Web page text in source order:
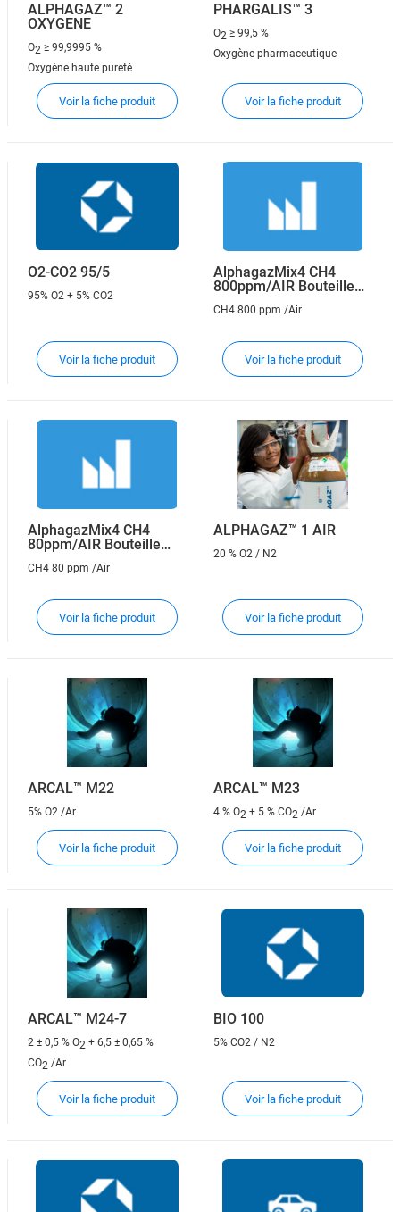
ALPHAGAZ™ 2
OXYGENE
O2 ≥ 99,9995 %
Oxygène haute pureté
Voir la fiche produit
PHARGALIS™ 3
O2 ≥ 99,5 %
Oxygène pharmaceutique
Voir la fiche produit
O2-CO2 95/5
95% O2 + 5% CO2
Voir la fiche produit
AlphagazMix4 CH4
800ppm/AIR Bouteille
CH4 800 ppm /Air
Voir la fiche produit
AlphagazMix4 CH4
80ppm/AIR Bouteille
CH4 80 ppm /Air
Voir la fiche produit
ALPHAGAZ™ 1 AIR
20 % O2 / N2
Voir la fiche produit
ARCAL™ M22
5% O2 /Ar
Voir la fiche produit
ARCAL™ M23
4 % O2 + 5 % CO2 /Ar
Voir la fiche produit
ARCAL™ M24-7
2 ± 0,5 % O2 + 6,5 ± 0,65 %
CO2 /Ar
Voir la fiche produit
BIO 100
5% CO2 / N2
Voir la fiche produit